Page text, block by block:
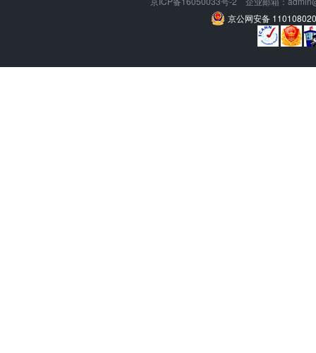
京公网安备